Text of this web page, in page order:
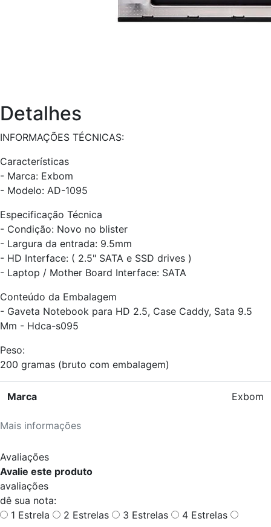
Detalhes
INFORMAÇÕES TÉCNICAS:
Características
- Marca: Exbom
- Modelo: AD-1095
Especificação Técnica
- Condição: Novo no blister
- Largura da entrada: 9.5mm
- HD Interface: ( 2.5" SATA e SSD drives )
- Laptop / Mother Board Interface: SATA
Conteúdo da Embalagem
- Gaveta Notebook para HD 2.5, Case Caddy, Sata 9.5
Mm - Hdca-s095
Peso:
200 gramas (bruto com embalagem)
Mais informações
Marca Exbom
Avaliações
Avalie este produto
avaliações
dê sua nota:
1 Estrela
2 Estrelas 3 Estrelas
4 Estrelas